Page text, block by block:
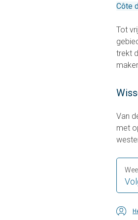
Côte
Tot
trekt
Van
met